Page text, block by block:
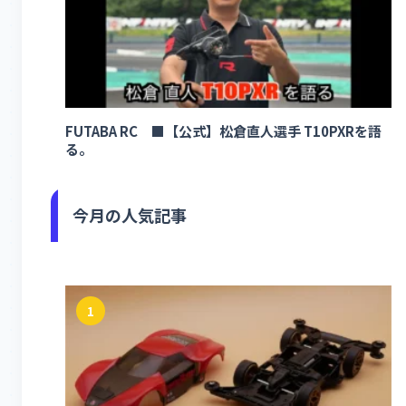
FUTABA RC ■【公式】松倉直人選手 T10PXRを語
る。
今月の人気記事
1